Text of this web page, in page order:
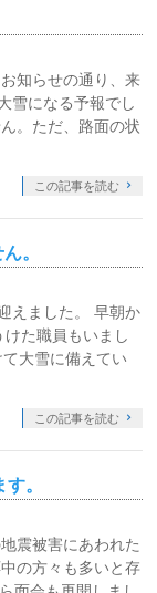
知らせの通り、来
雪になる予報でし
。ただ、路面の状
この記事を読む
。
えました。 早朝か
た職員もいまし
大雪に備えてい
この記事を読む
。
震被害にあわれた
の方々も多いと存